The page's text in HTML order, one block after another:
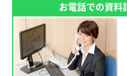
お電話での資料